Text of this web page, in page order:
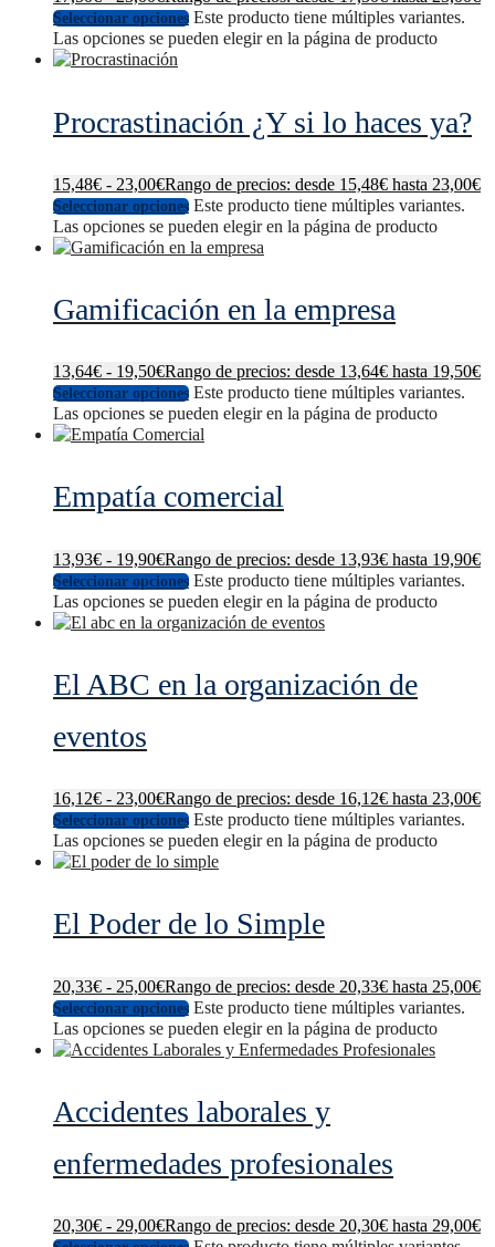
Seleccionar opciones Este producto tiene múltiples variantes.
Las opciones se pueden elegir en la página de producto
Procrastinación ¿Y si lo haces ya?
15,48€ - 23,00€Rango de precios: desde 15,48€ hasta 23,00€
Seleccionar opciones Este producto tiene múltiples variantes.
Las opciones se pueden elegir en la página de producto
Gamificación en la empresa
13,64€ - 19,50€Rango de precios: desde 13,64€ hasta 19,50€
Seleccionar opciones Este producto tiene múltiples variantes.
Las opciones se pueden elegir en la página de producto
Empatía comercial
13,93€ - 19,90€Rango de precios: desde 13,93€ hasta 19,90€
Seleccionar opciones Este producto tiene múltiples variantes.
Las opciones se pueden elegir en la página de producto
El ABC en la organización de
eventos
16,12€ - 23,00€Rango de precios: desde 16,12€ hasta 23,00€
Seleccionar opciones Este producto tiene múltiples variantes.
Las opciones se pueden elegir en la página de producto
El Poder de lo Simple
20,33€ - 25,00€Rango de precios: desde 20,33€ hasta 25,00€
Seleccionar opciones Este producto tiene múltiples variantes.
Las opciones se pueden elegir en la página de producto
Accidentes laborales y
enfermedades profesionales
20,30€ - 29,00€Rango de precios: desde 20,30€ hasta 29,00€